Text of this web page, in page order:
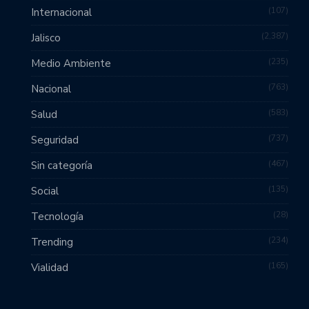
Internacional 107
Jalisco 2,387
Medio Ambiente 235
Nacional 763
Salud 583
Seguridad 737
Sin categoría 467
Social 135
Tecnología 28
Trending 234
Vialidad 165